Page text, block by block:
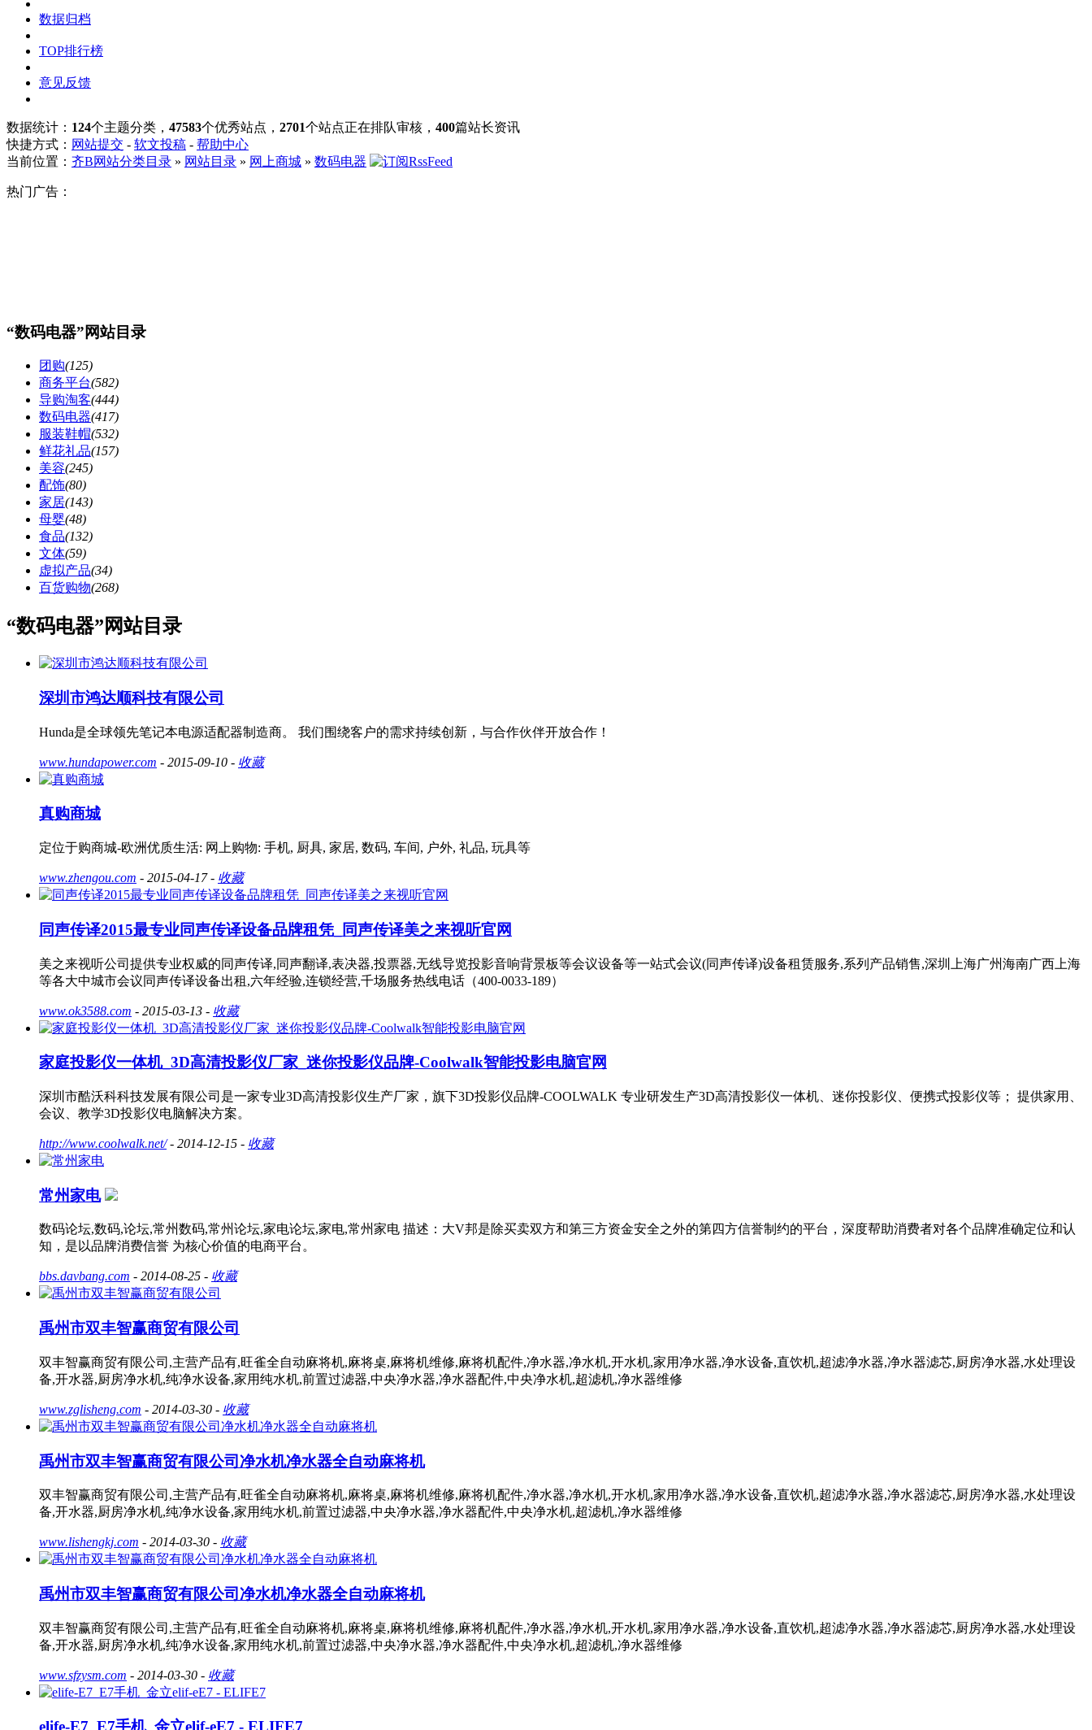
数据归档
TOP排行榜
意见反馈
数据统计： 124个主题分类， 47583个优秀站点， 2701个站点正在排队审核， 400篇站长资讯
快捷方式： 网站提交 - 软文投稿 - 帮助中心
当前位置： 齐B网站分类目录 » 网站目录 » 网上商城 » 数码电器
热门广告：
“数码电器”网站目录
团购(125)
商务平台(582)
导购淘客(444)
数码电器(417)
服装鞋帽(532)
鲜花礼品(157)
美容(245)
配饰(80)
家居(143)
母婴(48)
食品(132)
文体(59)
虚拟产品(34)
百货购物(268)
“数码电器”网站目录
深圳市鸿达顺科技有限公司
Hunda是全球领先笔记本电源适配器制造商。 我们围绕客户的需求持续创新，与合作伙伴开放合作！
www.hundapower.com - 2015-09-10 - 收藏
真购商城
定位于购商城-欧洲优质生活: 网上购物: 手机, 厨具, 家居, 数码, 车间, 户外, 礼品, 玩具等
www.zhengou.com - 2015-04-17 - 收藏
同声传译2015最专业同声传译设备品牌租凭_同声传译美之来视听官网
美之来视听公司提供专业权威的同声传译,同声翻译,表决器,投票器,无线导览投影音响背景板等会议设备等一站式会议(同声传译)设备租赁服务,系列产品销售,深圳上海广州海南广西上海
等各大中城市会议同声传译设备出租,六年经验,连锁经营,千场服务热线电话（400-0033-189）
www.ok3588.com - 2015-03-13 - 收藏
家庭投影仪一体机_3D高清投影仪厂家_迷你投影仪品牌-Coolwalk智能投影电脑官网
深圳市酷沃科科技发展有限公司是一家专业3D高清投影仪生产厂家，旗下3D投影仪品牌-COOLWALK 专业研发生产3D高清投影仪一体机、迷你投影仪、便携式投影仪等； 提供家用、
会议、教学3D投影仪电脑解决方案。
http://www.coolwalk.net/- 2014-12-15 - 收藏
常州家电
数码论坛,数码,论坛,常州数码,常州论坛,家电论坛,家电,常州家电 描述：大V邦是除买卖双方和第三方资金安全之外的第四方信誉制约的平台，深度帮助消费者对各个品牌准确定位和认
知，是以品牌消费信誉 为核心价值的电商平台。
bbs.davbang.com - 2014-08-25 - 收藏
禹州市双丰智赢商贸有限公司
双丰智赢商贸有限公司,主营产品有,旺雀全自动麻将机,麻将桌,麻将机维修,麻将机配件,净水器,净水机,开水机,家用净水器,净水设备,直饮机,超滤净水器,净水器滤芯,厨房净水器,水处理设
备,开水器,厨房净水机,纯净水设备,家用纯水机,前置过滤器,中央净水器,净水器配件,中央净水机,超滤机,净水器维修
www.zglisheng.com - 2014-03-30 - 收藏
禹州市双丰智赢商贸有限公司净水机净水器全自动麻将机
双丰智赢商贸有限公司,主营产品有,旺雀全自动麻将机,麻将桌,麻将机维修,麻将机配件,净水器,净水机,开水机,家用净水器,净水设备,直饮机,超滤净水器,净水器滤芯,厨房净水器,水处理设
备,开水器,厨房净水机,纯净水设备,家用纯水机,前置过滤器,中央净水器,净水器配件,中央净水机,超滤机,净水器维修
www.lishengkj.com - 2014-03-30 - 收藏
禹州市双丰智赢商贸有限公司净水机净水器全自动麻将机
双丰智赢商贸有限公司,主营产品有,旺雀全自动麻将机,麻将桌,麻将机维修,麻将机配件,净水器,净水机,开水机,家用净水器,净水设备,直饮机,超滤净水器,净水器滤芯,厨房净水器,水处理设
备,开水器,厨房净水机,纯净水设备,家用纯水机,前置过滤器,中央净水器,净水器配件,中央净水机,超滤机,净水器维修
www.sfzysm.com - 2014-03-30 - 收藏